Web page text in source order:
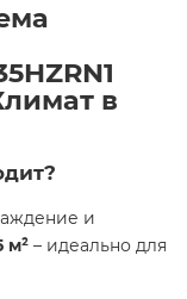
в
и
м² – идеально для